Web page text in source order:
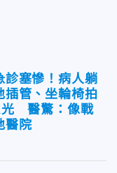
診塞慘！病人躺
插管、坐輪椅拍
醫驚：像戰
醫院